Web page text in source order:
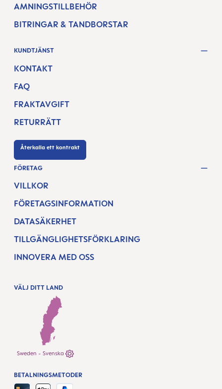
AMNINGSTILLBEHÖR
BITRINGAR & TANDBORSTAR
KUNDTJÄNST
KONTAKT
FAQ
FRAKTAVGIFT
RETURRÄTT
Återkalla ett kontrakt
FÖRETAG
VILLKOR
FÖRETAGSINFORMATION
DATASÄKERHET
TILLGÄNGLIGHETSFÖRKLARING
INNOVERA MED OSS
VÄLJ DITT LAND
Sweden - Svenska
BETALNINGSMETODER